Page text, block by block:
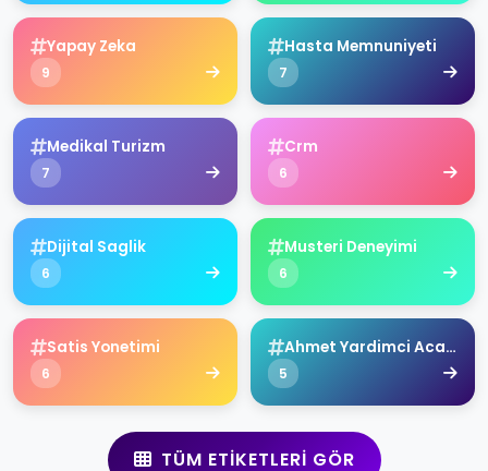
Yapay Zeka
9
Hasta Memnuniyeti
7
Medikal Turizm
7
Crm
6
Dijital Saglik
6
Musteri Deneyimi
6
Satis Yonetimi
6
Ahmet Yardimci Academy
5
TÜM ETIKETLERI GÖR